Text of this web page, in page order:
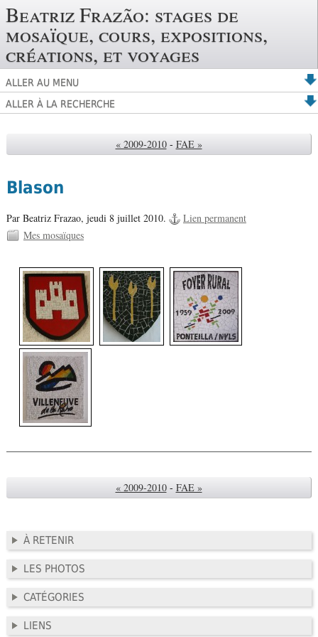
Beatriz Frazão: stages de
mosaïque, cours, expositions,
créations, et voyages
ALLER AU MENU
ALLER À LA RECHERCHE
« 2009-2010 - FAE »
Blason
Par Beatriz Frazao, jeudi 8 juillet 2010.
Lien permanent
Mes mosaïques
« 2009-2010 - FAE »
À RETENIR
LES PHOTOS
CATÉGORIES
LIENS